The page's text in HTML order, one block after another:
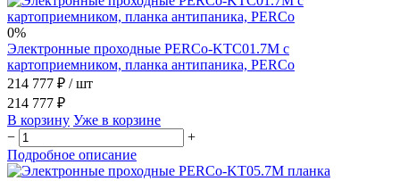
0%
Электронные проходные PERCo-KTC01.7M с
картоприемником, планка антипаника, PERCo
214 777 ₽ / шт
214 777 ₽
В корзину Уже в корзине
−
+
Подробное описание